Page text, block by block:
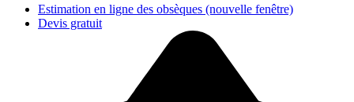
Estimation en ligne des obsèques (nouvelle fenêtre)
Devis gratuit